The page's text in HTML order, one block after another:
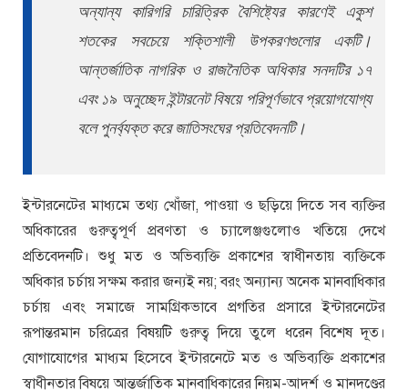
অন্যান্য কারিগরি চারিত্রিক বৈশিষ্ট্যের কারণেই একুশ
শতকের সবচেয়ে শক্তিশালী উপকরণগুলোর একটি।
আন্তর্জাতিক নাগরিক ও রাজনৈতিক অধিকার সনদটির ১৭
এবং ১৯ অনুচ্ছেদ ইন্টারনেট বিষয়ে পরিপূর্ণভাবে প্রয়োগযোগ্য
বলে পুনর্ব্যক্ত করে জাতিসংঘের প্রতিবেদনটি।
ইন্টারনেটের মাধ্যমে তথ্য খোঁজা, পাওয়া ও ছড়িয়ে দিতে সব ব্যক্তির
অধিকারের গুরুত্বপূর্ণ প্রবণতা ও চ্যালেঞ্জগুলোও খতিয়ে দেখে
প্রতিবেদনটি। শুধু মত ও অভিব্যক্তি প্রকাশের স্বাধীনতায় ব্যক্তিকে
অধিকার চর্চায় সক্ষম করার জন্যই নয়; বরং অন্যান্য অনেক মানবাধিকার
চর্চায় এবং সমাজে সামগ্রিকভাবে প্রগতির প্রসারে ইন্টারনেটের
রূপান্তরমান চরিত্রের বিষয়টি গুরুত্ব দিয়ে তুলে ধরেন বিশেষ দূত।
যোগাযোগের মাধ্যম হিসেবে ইন্টারনেটে মত ও অভিব্যক্তি প্রকাশের
স্বাধীনতার বিষয়ে আন্তর্জাতিক মানবাধিকারের নিয়ম-আদর্শ ও মানদণ্ডের